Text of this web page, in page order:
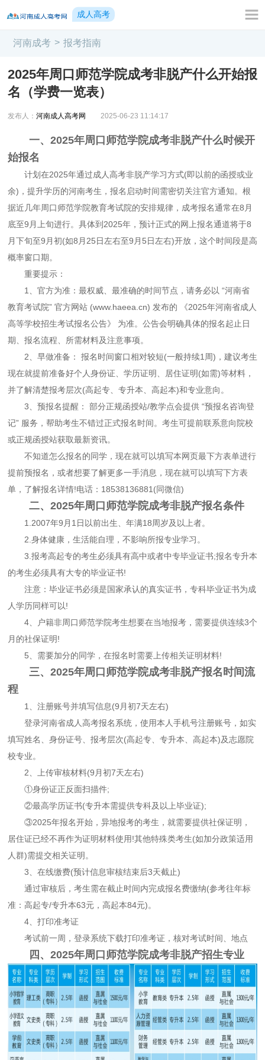
成人高考
河南成考 > 报考指南
2025年周口师范学院成考非脱产什么开始报
名（学费一览表）
发布人： 河南成人高考网 2025-06-23 11:14:17
一、2025年周口师范学院成考非脱产什么时候开
始报名
计划在2025年通过成人高考非脱产学习方式(即以前的函授或业
余)，提升学历的河南考生，报名启动时间需密切关注官方通知。根
据近几年周口师范学院教育考试院的安排规律，成考报名通常在8月
底至9月上旬进行。具体到2025年，预计正式的网上报名通道将于8
月下旬至9月初(如8月25日左右至9月5日左右)开放，这个时间段是高
概率窗口期。
重要提示：
1、官方为准：最权威、最准确的时间节点，请务必以 “河南省
教育考试院” 官方网站 (www.haeea.cn) 发布的 《2025年河南省成人
高等学校招生考试报名公告》 为准。公告会明确具体的报名起止日
期、报名流程、所需材料及注意事项。
2、早做准备： 报名时间窗口相对较短(一般持续1周)，建议考生
现在就提前准备好个人身份证、学历证明、居住证明(如需)等材料，
并了解清楚报考层次(高起专、专升本、高起本)和专业意向。
3、预报名提醒： 部分正规函授站/教学点会提供 “预报名咨询登
记” 服务，帮助考生不错过正式报名时间。考生可提前联系意向院校
或正规函授站获取最新资讯。
不知道怎么报名的同学，现在就可以填写本网页最下方表单进行
提前预报名，或者想要了解更多一手消息，现在就可以填写下方表
单，了解报名详情!电话：18538136881(同微信)
二、2025年周口师范学院成考非脱产报名条件
1.2007年9月1日以前出生、年满18周岁及以上者。
2.身体健康，生活能自理，不影响所报专业学习。
3.报考高起专的考生必须具有高中或者中专毕业证书;报名专升本
的考生必须具有大专的毕业证书!
注意：毕业证书必须是国家承认的真实证书，专科毕业证书为成
人学历同样可以!
4、户籍非周口师范学院考生想要在当地报考，需要提供连续3个
月的社保证明!
5、需要加分的同学，在报名时需要上传相关证明材料!
三、2025年周口师范学院成考非脱产报名时间流
程
1、注册账号并填写信息(9月初7天左右)
登录河南省成人高考报名系统，使用本人手机号注册账号，如实
填写姓名、身份证号、报考层次(高起专、专升本、高起本)及志愿院
校专业。
2、上传审核材料(9月初7天左右)
①身份证正反面扫描件;
②最高学历证书(专升本需提供专科及以上毕业证);
③2025年报名开始，异地报考的考生，就需要提供社保证明，
居住证已经不再作为证明材料使用!其他特殊类考生(如加分政策适用
人群)需提交相关证明。
3、在线缴费(预计信息审核结束后3天截止)
通过审核后，考生需在截止时间内完成报名费缴纳(参考往年标
准：高起专/专升本63元，高起本84元)。
4、打印准考证
考试前一周，登录系统下载打印准考证，核对考试时间、地点
四、2025年周口师范学院成考非脱产招生专业